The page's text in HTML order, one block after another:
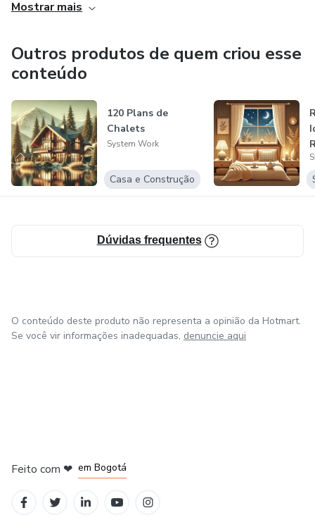
Mostrar mais
Outros produtos de quem criou esse
conteúdo
120 Plans de
Chalets
System Work
Casa e Construção
Dúvidas frequentes
O conteúdo deste produto não representa a opinião da Hotmart.
Se você vir informações inadequadas, denuncie aqui
Feito com ❤ em Bogotá